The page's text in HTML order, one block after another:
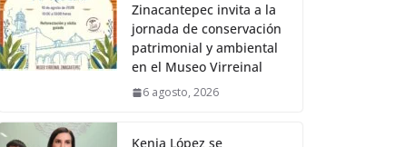
Zinacantepec invita a la
jornada de conservación
patrimonial y ambiental
en el Museo Virreinal
6 agosto, 2026
Kenia López se